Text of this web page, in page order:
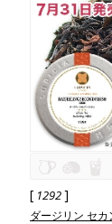
[ 1292]
ダージリン セ